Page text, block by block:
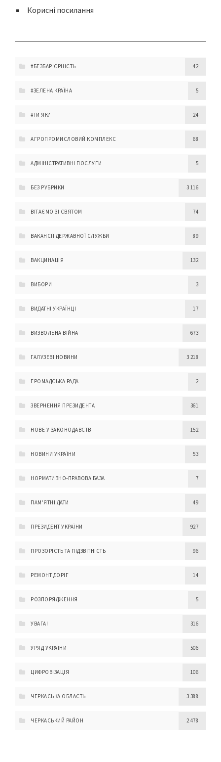
Корисні посилання
#БЕЗБАР'ЄРНІСТЬ 42
#ЗЕЛЕНА КРАЇНА 5
#ТИ ЯК? 24
АГРОПРОМИСЛОВИЙ КОМПЛЕКС 68
АДМІНІСТРАТИВНІ ПОСЛУГИ 5
БЕЗ РУБРИКИ 3 116
ВІТАЄМО ЗІ СВЯТОМ 74
ВАКАНСІЇ ДЕРЖАВНОЇ СЛУЖБИ 89
ВАКЦИНАЦІЯ 132
ВИБОРИ 3
ВИДАТНІ УКРАЇНЦІ 17
ВИЗВОЛЬНА ВІЙНА 673
ГАЛУЗЕВІ НОВИНИ 3 218
ГРОМАДСЬКА РАДА 2
ЗВЕРНЕННЯ ПРЕЗИДЕНТА 361
НОВЕ У ЗАКОНОДАВСТВІ 152
НОВИНИ УКРАЇНИ 53
НОРМАТИВНО-ПРАВОВА БАЗА 7
ПАМ'ЯТНІ ДАТИ 49
ПРЕЗИДЕНТ УКРАЇНИ 927
ПРОЗОРІСТЬ ТА ПІДЗВІТНІСТЬ 96
РЕМОНТ ДОРІГ 14
РОЗПОРЯДЖЕННЯ 5
УВАГА! 316
УРЯД УКРАЇНИ 506
ЦИФРОВІЗАЦІЯ 106
ЧЕРКАСЬКА ОБЛАСТЬ 3 388
ЧЕРКАСЬКИЙ РАЙОН 2 478